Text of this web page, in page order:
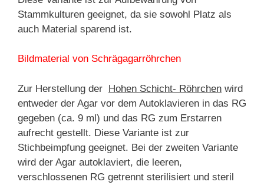
Stammkulturen geeignet, da sie sowohl Platz als
auch Material sparend ist.
Bildmaterial von Schrägagarröhrchen
Zur Herstellung der Hohen Schicht- Röhrchen wird
entweder der Agar vor dem Autoklavieren in das RG
gegeben (ca. 9 ml) und das RG zum Erstarren
aufrecht gestellt. Diese Variante ist zur
Stichbeimpfung geeignet. Bei der zweiten Variante
wird der Agar autoklaviert, die leeren,
verschlossenen RG getrennt sterilisiert und steril